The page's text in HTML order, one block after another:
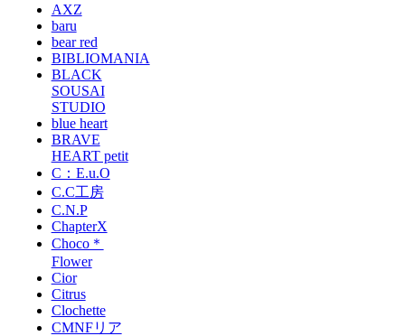
AXZ
baru
bear red
BIBLIOMANIA
BLACK
SOUSAI
STUDIO
blue heart
BRAVE
HEART petit
C：E.u.O
C.C工房
C.N.P
ChapterX
Choco＊
Flower
Cior
Citrus
Clochette
CMNFリア